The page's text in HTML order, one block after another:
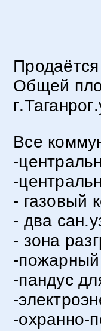
Общей
Все
-
-
- газовый
- два
- зона
-
-пандус
-
-охранно-